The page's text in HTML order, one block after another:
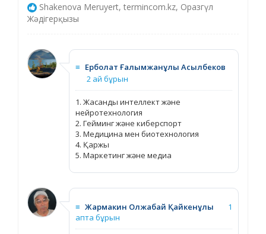
Shakenova Meruyert, termincom.kz, Оразгүл
Жәдігерқызы
≡ Ерболат Ғалымжанұлы Асылбеков
2 ай бұрын
1. Жасанды интеллект және
нейротехнология
2. Гейминг және киберспорт
3. Медицина мен биотехнология
4. Қаржы
5. Маркетинг және медиа
≡ Жармакин Олжабай Қайкенұлы
1
апта бұрын